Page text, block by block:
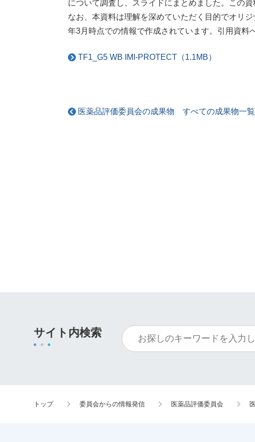
について調査し、スライドにまとめました。この
なお、本資料は理解を深めていただく目的でオリ
年3月時点での情報で作成されています。引用資料
TF1_G5 WB IMI-PROTECT（1.1MB）
医薬品評価委員会の成果物 すべての成果物一
サイト内検索
トップ 委員会からの情報発信 医薬品評価委員会